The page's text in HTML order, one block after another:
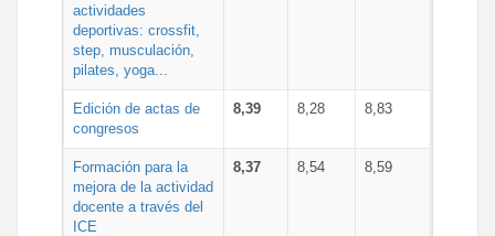
actividades
deportivas: crossfit,
step, musculación,
pilates, yoga...
Edición de actas de
congresos
8,39 8,28 8,83
Formación para la
mejora de la actividad
docente a través del
ICE
8,37 8,54 8,59